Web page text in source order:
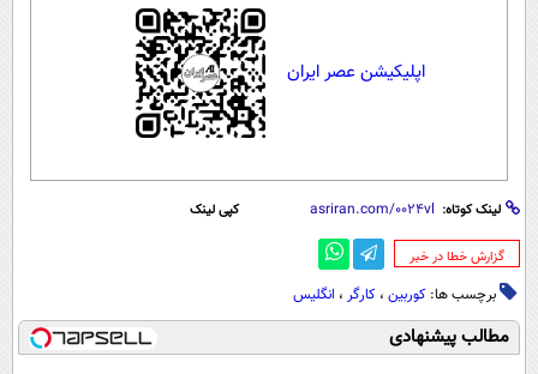
اپلیکیشن عصر ایران
لینک کوتاه: کپی لینک
‌گزارش خطا در خبر
برچسب ها: کوربین ، کارگر ، انگلیس
مطالب پیشنهادی